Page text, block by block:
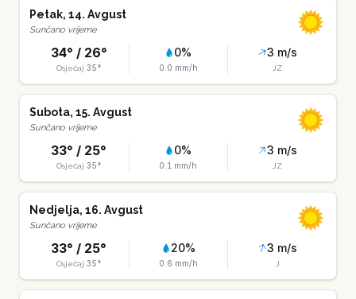
Petak, 14. Avgust
Sunčano vrijeme
34° / 26°
Osjećaj 35°
0%
0.0 mm/h
3 m/s
JZ
Subota, 15. Avgust
Sunčano vrijeme
33° / 25°
Osjećaj 35°
0%
0.1 mm/h
3 m/s
JZ
Nedjelja, 16. Avgust
Sunčano vrijeme
33° / 25°
Osjećaj 35°
20%
0.6 mm/h
3 m/s
J